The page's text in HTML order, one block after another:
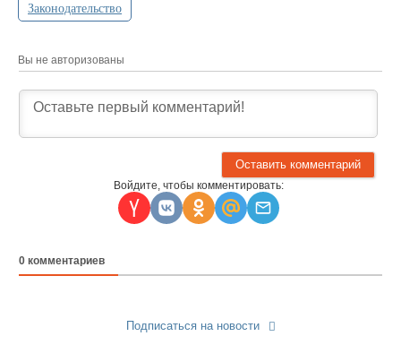
Законодательство
Вы не авторизованы
Войдите, чтобы комментировать:
0 комментариев
Подписаться на новости